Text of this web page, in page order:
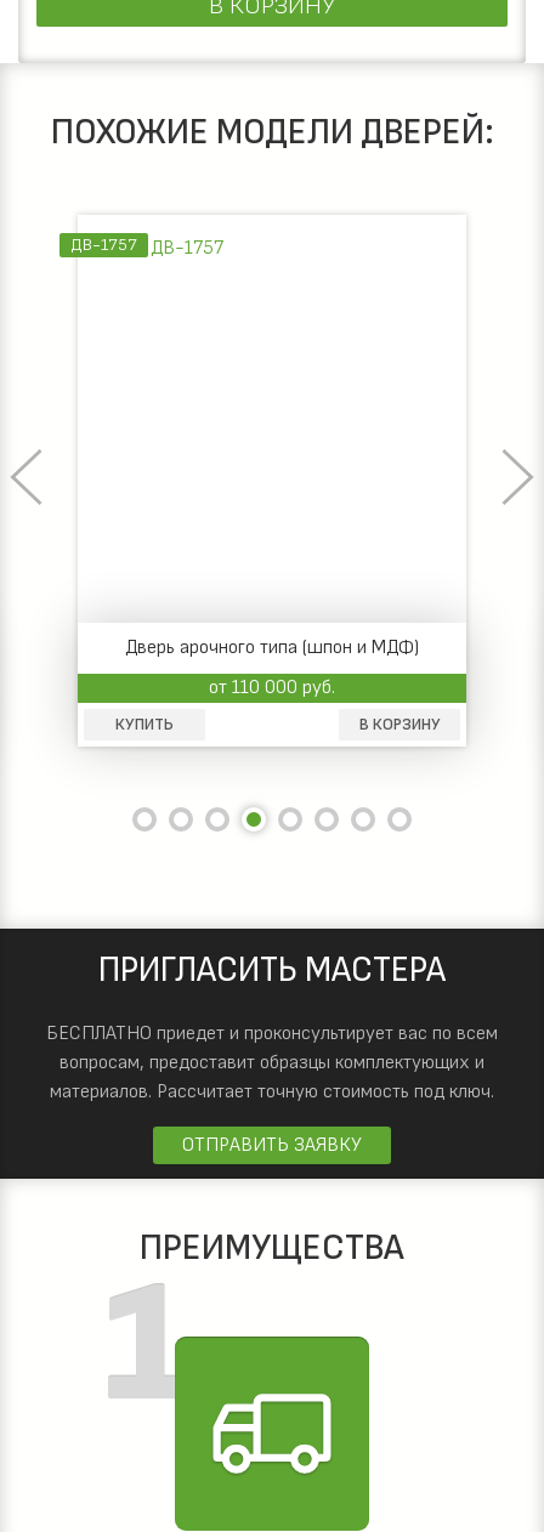
ПОХОЖИЕ МОДЕЛИ ДВЕРЕЙ:
ДВ-1757
Дверь арочного типа (шпон и МДФ)
от 110 000 руб.
КУПИТЬ В КОРЗИНУ
ПРИГЛАСИТЬ МАСТЕРА
БЕСПЛАТНО приедет и проконсультирует вас по всем
вопросам, предоставит образцы комплектующих и
материалов. Рассчитает точную стоимость под ключ.
ОТПРАВИТЬ ЗАЯВКУ
ПРЕИМУЩЕСТВА